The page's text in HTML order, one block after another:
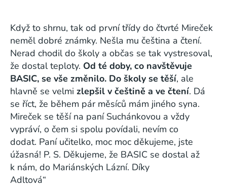
Když to shrnu, tak od první třídy do čtvrté Mireček
neměl dobré známky. Nešla mu čeština a čtení.
Nerad chodil do školy a občas se tak vystresoval,
že dostal teploty. Od té doby, co navštěvuje
BASIC, se vše změnilo. Do školy se těší, ale
hlavně se velmi zlepšil v češtině a ve čtení. Dá
se říct, že během pár měsíců mám jiného syna.
Mireček se těší na paní Suchánkovou a vždy
vypráví, o čem si spolu povídali, nevím co
dodat. Paní učitelko, moc moc děkujeme, jste
úžasná! P. S. Děkujeme, že BASIC se dostal až
k nám, do Mariánských Lázní. Díky
Adltová“